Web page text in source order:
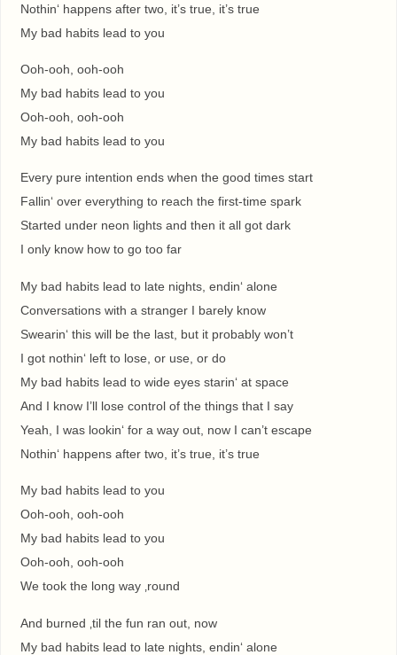
Nothin‘ happens after two, it’s truе, it’s true
My bad habits lead to you
Ooh-ooh, ooh-ooh
My bad habits lead to you
Ooh-ooh, ooh-ooh
My bad habits lеad to you
Every pure intention ends when the good times start
Fallin‘ over everything to reach the first-time spark
Started under neon lights and then it all got dark
I only know how to go too far
My bad habits lead to late nights, endin‘ alone
Conversations with a stranger I barely know
Swearin‘ this will be the last, but it probably won’t
I got nothin‘ left to lose, or use, or do
My bad habits lead to wide eyes starin‘ at space
And I know I’ll lose control of the things that I say
Yeah, I was lookin‘ for a way out, now I can’t escape
Nothin‘ happens after two, it’s truе, it’s true
My bad habits lead to you
Ooh-ooh, ooh-ooh
My bad habits lead to you
Ooh-ooh, ooh-ooh
We took the long way ‚round
And burned ‚til the fun ran out, now
My bad habits lead to late nights, endin‘ alone